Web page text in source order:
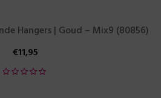
Hangers | Goud – Mix9 (80856)
€11,95